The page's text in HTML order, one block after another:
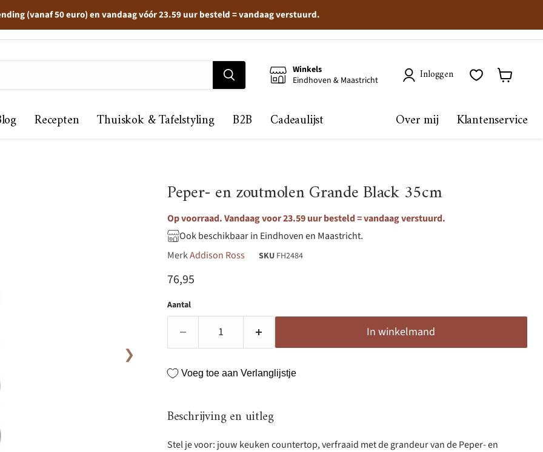
(vanaf 50 euro) en vandaag vóór 23.59 uur besteld = vandaag verstuurd.
Winkels
Eindhoven & Maastricht
Inloggen
Recepten Thuiskok & Tafelstyling B2B Cadeaulijst Over mij Klantenservice
❯
Peper- en zoutmolen Grande Black 35cm
Op voorraad. Vandaag voor 23.59 uur besteld = vandaag verstuurd.
Ook beschikbaar in Eindhoven en Maastricht.
MerkAddison Ross SKU FH2484
Huidige prijs
76,95
Aantal
In winkelmand
Voeg toe aan Verlanglijstje
Beschrijving en uitleg
Stel je voor: jouw keuken countertop, verfraaid met de grandeur van de Peper- en